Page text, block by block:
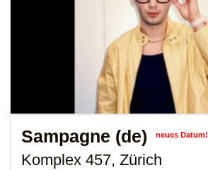
Sampagne (de) neues Datum!
Komplex 457, Zürich